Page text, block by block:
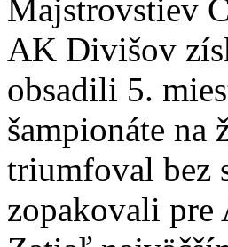
Majstrovstiev
AK Divišov
obsadili 5.
šampionáte na
triumfoval bez
zopakovali pre